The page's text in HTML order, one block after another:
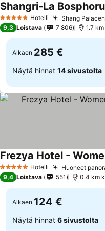
5 Tähtiluokitus
Hotelli Shang
Shangri-La
9,3 Loistava 7 806 1.7
Alkaen 285 €
Näytä hinnat 14 sivustolta
5 Tähtiluokitus
Hotelli Huoneet
9,4 Loistava 551 0.4 km
Alkaen 124 €
Näytä hinnat 6 sivustolta